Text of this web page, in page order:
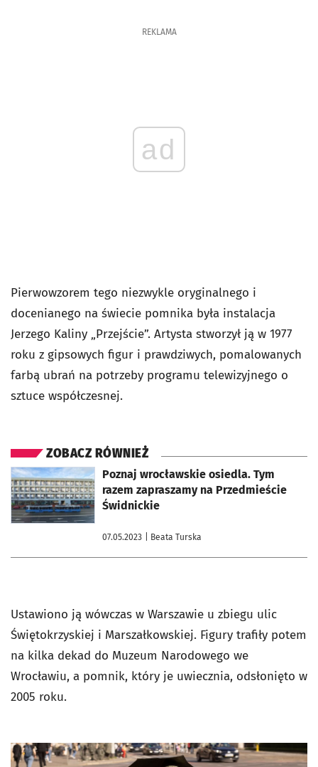
REKLAMA
ad
Pierwowzorem tego niezwykle oryginalnego i
docenianego na świecie pomnika była instalacja
Jerzego Kaliny „Przejście”. Artysta stworzył ją w 1977
roku z gipsowych figur i prawdziwych, pomalowanych
farbą ubrań na potrzeby programu telewizyjnego o
sztuce współczesnej.
ZOBACZ RÓWNIEŻ
Poznaj wrocławskie osiedla. Tym
razem zapraszamy na Przedmieście
Świdnickie
07.05.2023 | Beata Turska
otworzy się w nowej karcie
Ustawiono ją wówczas w Warszawie u zbiegu ulic
Świętokrzyskiej i Marszałkowskiej. Figury trafiły potem
na kilka dekad do Muzeum Narodowego we
Wrocławiu, a pomnik, który je uwiecznia, odsłonięto w
2005 roku.